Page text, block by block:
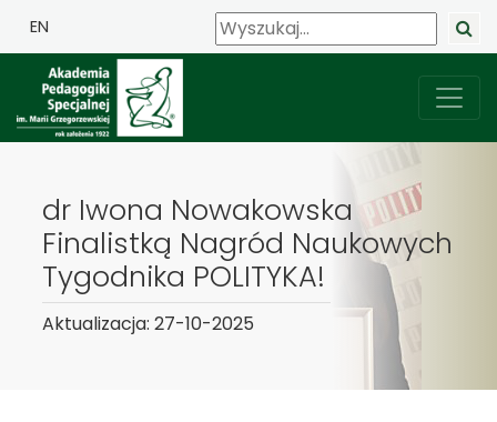
EN
dr Iwona Nowakowska
Finalistką Nagród Naukowych
Tygodnika POLITYKA!
Aktualizacja: 27-10-2025